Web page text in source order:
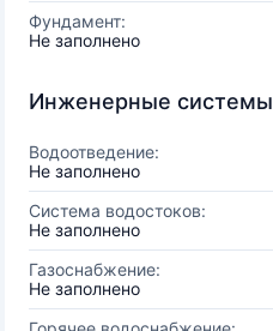
Фундамент:
Не заполнено
Инженерные системы
Водоотведение:
Не заполнено
Система водостоков:
Не заполнено
Газоснабжение:
Не заполнено